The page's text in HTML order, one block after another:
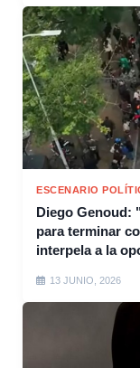
ESCENARIO
Diego Genoud:
para terminar
interpela a la
13 JUNIO, 2026